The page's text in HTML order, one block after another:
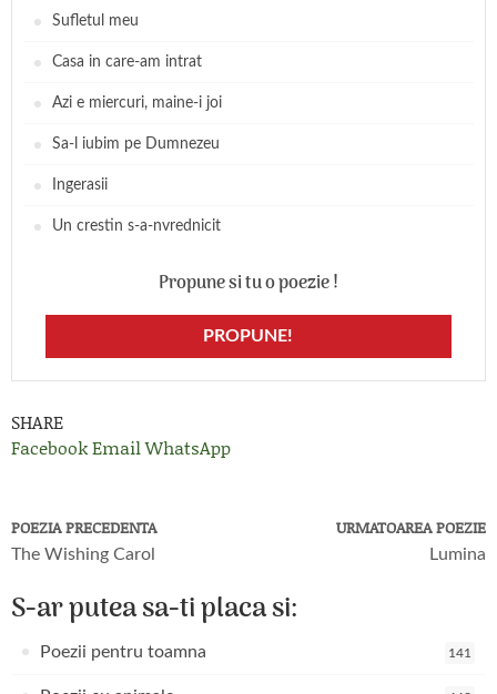
Sufletul meu
Casa in care-am intrat
Azi e miercuri, maine-i joi
Sa-l iubim pe Dumnezeu
Ingerasii
Un crestin s-a-nvrednicit
Propune si tu o poezie !
PROPUNE!
SHARE
FacebookEmailWhatsApp
POEZIA PRECEDENTA
The Wishing Carol
URMATOAREA POEZIE
Lumina
S-ar putea sa-ti placa si:
Poezii pentru toamna 141